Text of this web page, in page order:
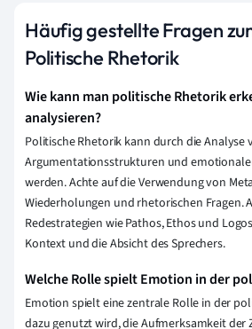
Häufig gestellte Fragen
Politische Rhetorik
Wie kann man politische Rhetorik
analysieren?
Politische Rhetorik kann durch die Analyse
Argumentationsstrukturen und
werden. Achte auf die Verwendung von
Wiederholungen und rhetorischen Fragen.
Redestrategien wie Pathos, Ethos und
Kontext und die Absicht des Sprechers.
Welche Rolle spielt Emotion in der
Emotion spielt eine zentrale Rolle in der
dazu genutzt wird, die Aufmerksamkeit der